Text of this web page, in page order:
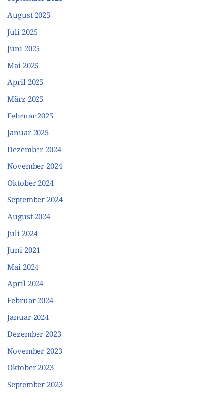
August 2025
Juli 2025
Juni 2025
Mai 2025
April 2025
März 2025
Februar 2025
Januar 2025
Dezember 2024
November 2024
Oktober 2024
September 2024
August 2024
Juli 2024
Juni 2024
Mai 2024
April 2024
Februar 2024
Januar 2024
Dezember 2023
November 2023
Oktober 2023
September 2023